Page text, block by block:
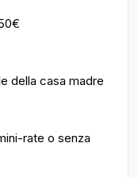
della casa madre
rate o senza